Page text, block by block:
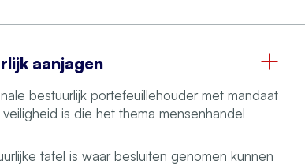
aanjagen
bestuurlijk portefeuillehouder met mandaat
is die het thema mensenhandel
tafel is waar besluiten genomen kunnen